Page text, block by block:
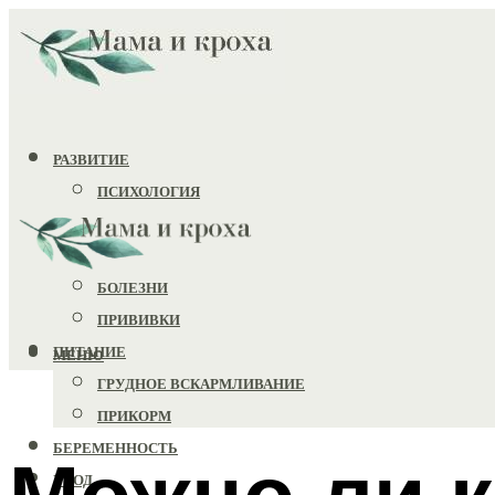
РАЗВИТИЕ
ПСИХОЛОГИЯ
ИГРУШКИ
ЗДОРОВЬЕ
БОЛЕЗНИ
ПРИВИВКИ
ПИТАНИЕ
ГРУДНОЕ ВСКАРМЛИВАНИЕ
ПРИКОРМ
БЕРЕМЕННОСТЬ
УХОД
МЕНЮ